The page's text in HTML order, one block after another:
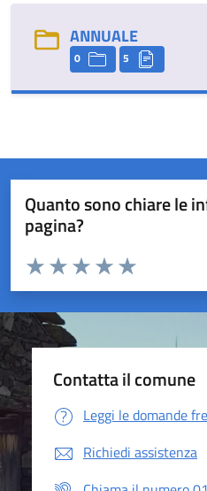
ANNUALE
0 5
Quanto sono chiare le
pagina?
Valuta da 1 a 5 stelle la pagina
Valuta 5 stelle
Valuta 4 stelle su 5
Valuta 3 stelle su 5
Valuta 2 stelle su 5
Valuta 1 stelle su 5
Contatta il comune
Leggi le domande
Richiedi assistenza